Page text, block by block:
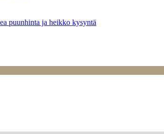
puunhinta ja heikko kysyntä